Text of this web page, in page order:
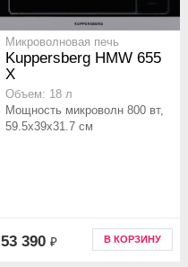
Микроволновая печь
Kuppersberg HMW 655
X
Объем: 18 л
Мощность микроволн 800 вт,
59.5x39x31.7 см
53 390 ₽ В КОРЗИНУ